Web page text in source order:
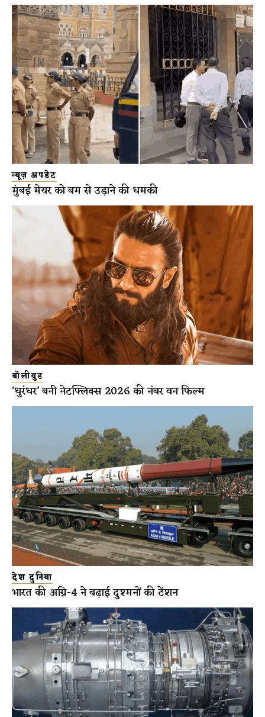
न्यूज़ अपडेट
मुंबई मेयर को बम से उड़ाने की धमकी
बॉलीवुड
‘धुरंधर’ बनी नेटफ्लिक्स 2026 की नंबर वन फिल्म
देश दुनिया
भारत की अग्नि-4 ने बढ़ाई दुश्मनों की टेंशन